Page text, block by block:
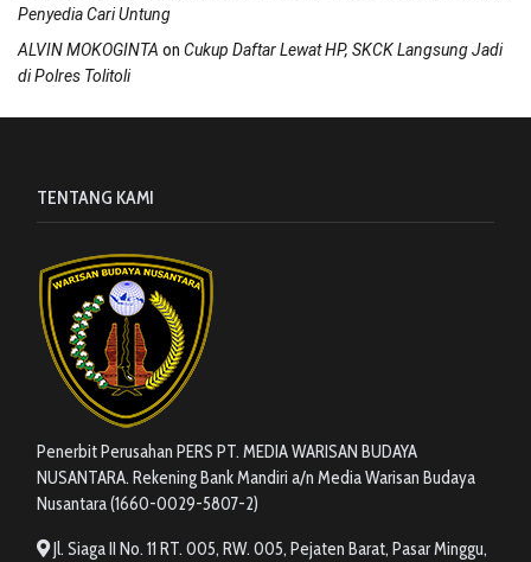
Penyedia Cari Untung
ALVIN MOKOGINTA on Cukup Daftar Lewat HP, SKCK Langsung Jadi
di Polres Tolitoli
TENTANG KAMI
Penerbit Perusahan PERS PT. MEDIA WARISAN BUDAYA
NUSANTARA. Rekening Bank Mandiri a/n Media Warisan Budaya
Nusantara (1660-0029-5807-2)
Jl. Siaga II No. 11 RT. 005, RW. 005, Pejaten Barat, Pasar Minggu,